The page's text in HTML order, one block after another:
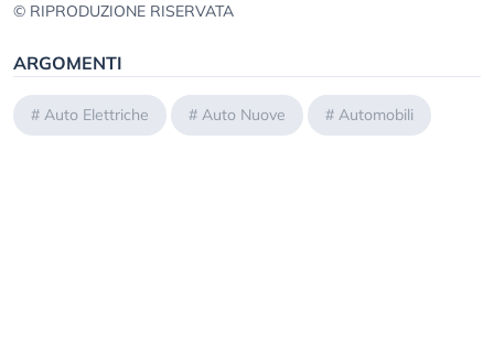
© RIPRODUZIONE RISERVATA
ARGOMENTI
# Auto Elettriche # Auto Nuove # Automobili